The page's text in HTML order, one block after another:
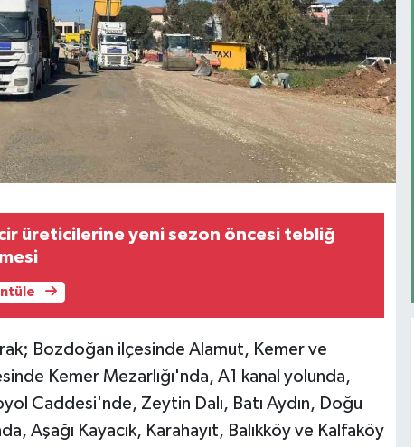
üreticilerine yeni sezon öncesi tebliğ
Bozdoğan ilçesinde Alamut, Kemer ve
Kemer Mezarlığı'nda, A1 kanal yolunda,
Caddesi'nde, Zeytin Dalı, Batı Aydın, Doğu
Aşağı Kayacık, Karahayıt, Balıkköy ve Kalfaköy